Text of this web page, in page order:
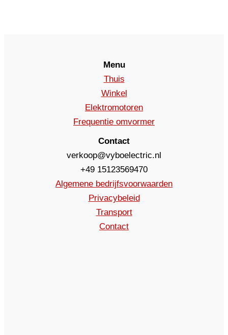
Menu
Thuis
Winkel
Elektromotoren
Frequentie omvormer
Contact
verkoop@vyboelectric.nl
+49 15123569470
Algemene bedrijfsvoorwaarden
Privacybeleid
Transport
Contact